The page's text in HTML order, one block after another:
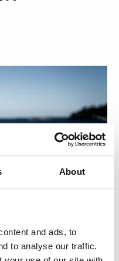
About
and ads, to
to analyse our traffic.